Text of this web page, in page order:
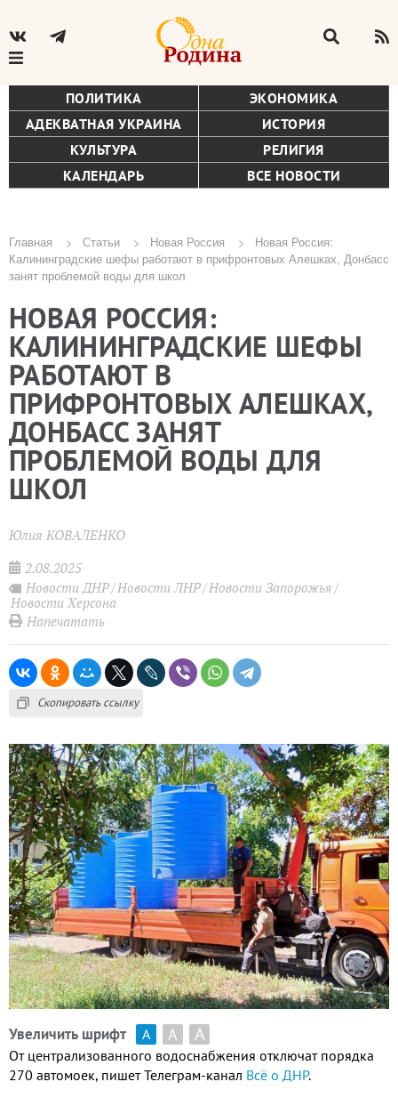
ПОЛИТИКА
ЭКОНОМИКА
АДЕКВАТНАЯ УКРАИНА
ИСТОРИЯ
КУЛЬТУРА
РЕЛИГИЯ
КАЛЕНДАРЬ
ВСЕ НОВОСТИ
Строка
навигации
Главная Статьи Новая Россия
Новая Россия:
Калининградские шефы работают в прифронтовых Алешках, Донбасс
занят проблемой воды для школ
НОВАЯ РОССИЯ:
КАЛИНИНГРАДСКИЕ ШЕФЫ
РАБОТАЮТ В
ПРИФРОНТОВЫХ АЛЕШКАХ,
ДОНБАСС ЗАНЯТ
ПРОБЛЕМОЙ ВОДЫ ДЛЯ
ШКОЛ
Юлия КОВАЛЕНКО
2.08.2025
Новости ДНР Новости ЛНР Новости Запорожья
Новости Херсона
Напечатать
Скопировать ссылку
Увеличить шрифт А А А
От централизованного водоснабжения отключат порядка
270 автомоек, пишет Телеграм-канал Всё о ДНР.